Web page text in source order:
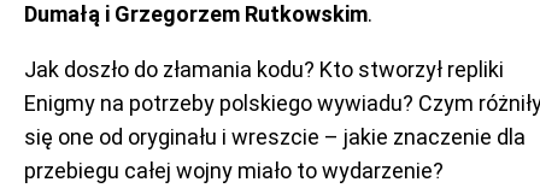
Dumałą i Grzegorzem Rutkowskim.
Jak doszło do złamania kodu? Kto stworzył repliki
Enigmy na potrzeby polskiego wywiadu? Czym
się one od oryginału i wreszcie – jakie znaczenie dla
przebiegu całej wojny miało to wydarzenie?